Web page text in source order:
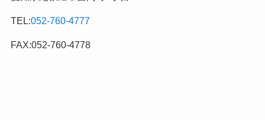
ゴ
リ
TEL:052-760-4777
FAX:052-760-4778